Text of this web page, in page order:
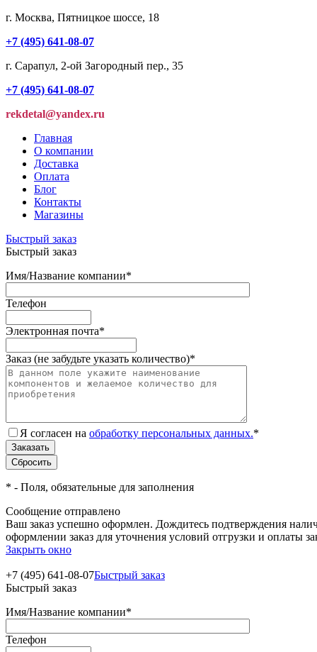
г. Москва, Пятницкое шоссе, 18
+7 (495) 641-08-07
г. Сарапул, 2-ой Загородный пер., 35
+7 (495) 641-08-07
rekdetal@yandex.ru
Главная
О компании
Доставка
Оплата
Блог
Контакты
Магазины
Быстрый заказ
Быстрый заказ
Имя/Название компании*
Телефон
Электронная почта*
Заказ (не забудьте указать количество)*
Я согласен на обработку персональных данных.*
* - Поля, обязательные для заполнения
Сообщение отправлено
Ваш заказ успешно оформлен. Дождитесь подтверждения
оформлении заказ для уточнения условий отгрузки и оплаты
Закрыть окно
+7 (495) 641-08-07Быстрый заказ
Быстрый заказ
Имя/Название компании*
Телефон